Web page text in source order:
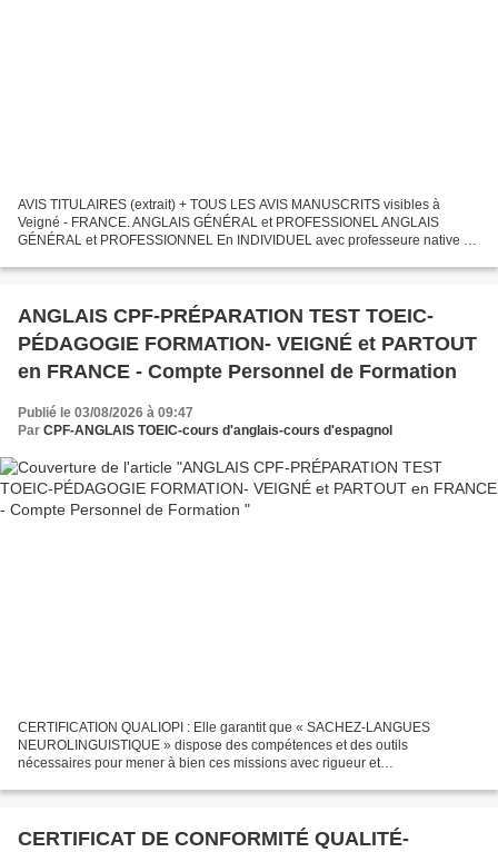
AVIS TITULAIRES (extrait) + TOUS LES AVIS MANUSCRITS visibles à
Veigné - FRANCE. ANGLAIS GÉNÉRAL et PROFESSIONEL ANGLAIS
GÉNÉRAL et PROFESSIONNEL En INDIVIDUEL avec professeure native et
ANGLAIS CPF-PRÉPARATION TEST TOEIC-
PÉDAGOGIE FORMATION- VEIGNÉ et PARTOUT
en FRANCE - Compte Personnel de Formation
Publié le 03/08/2026 à 09:47
Par CPF-ANGLAIS TOEIC-cours d'anglais-cours d'espagnol
CERTIFICATION QUALIOPI : Elle garantit que « SACHEZ-LANGUES
NEUROLINGUISTIQUE » dispose des compétences et des outils
nécessaires pour mener à bien ces missions avec rigueur et
votre...
CERTIFICAT DE CONFORMITÉ QUALITÉ-